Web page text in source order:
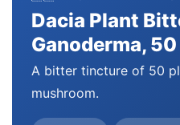
Dacia Plant
Ganoderma,
A bitter tincture of 50
mushroom.